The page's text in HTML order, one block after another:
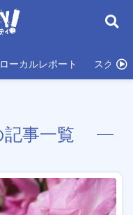
ローカルレポート スクール
事一覧